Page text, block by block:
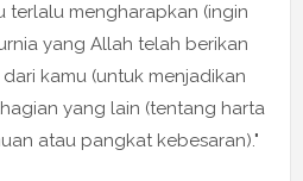
terlalu mengharapkan (ingin
yang Allah telah berikan
kamu (untuk menjadikan
yang lain (tentang harta
atau pangkat kebesaran)."